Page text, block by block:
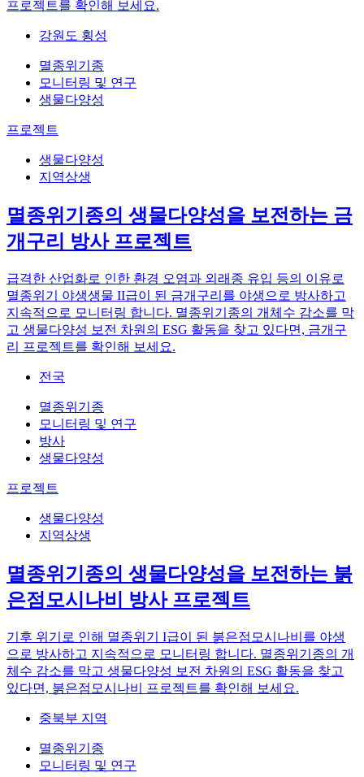
프로젝트를 확인해 보세요.
강원도 횡성
멸종위기종
모니터링 및 연구
생물다양성
프로젝트
생물다양성
지역상생
멸종위기종의 생물다양성을 보전하는 금
개구리 방사 프로젝트
급격한 산업화로 인한 환경 오염과 외래종 유입 등의 이유로
멸종위기 야생생물 II급이 된 금개구리를 야생으로 방사하고
지속적으로 모니터링 합니다. 멸종위기종의 개체수 감소를 막
고 생물다양성 보전 차원의 ESG 활동을 찾고 있다면, 금개구
리 프로젝트를 확인해 보세요.
전국
멸종위기종
모니터링 및 연구
방사
생물다양성
프로젝트
생물다양성
지역상생
멸종위기종의 생물다양성을 보전하는 붉
은점모시나비 방사 프로젝트
기후 위기로 인해 멸종위기 I급이 된 붉은점모시나비를 야생
으로 방사하고 지속적으로 모니터링 합니다. 멸종위기종의 개
체수 감소를 막고 생물다양성 보전 차원의 ESG 활동을 찾고
있다면, 붉은점모시나비 프로젝트를 확인해 보세요.
중북부 지역
멸종위기종
모니터링 및 연구